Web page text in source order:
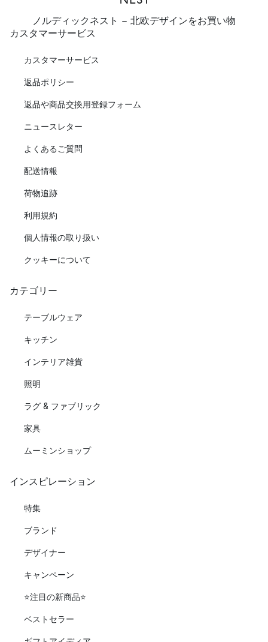
ノルディックネスト - 北欧デザインをお買い物
カスタマーサービス
カスタマーサービス
返品ポリシー
返品や商品交換用登録フォーム
ニュースレター
よくあるご質問
配送情報
荷物追跡
利用規約
個人情報の取り扱い
クッキーについて
カテゴリー
テーブルウェア
キッチン
インテリア雑貨
照明
ラグ & ファブリック
家具
ムーミンショップ
インスピレーション
特集
ブランド
デザイナー
キャンペーン
⭐️注目の新商品⭐️
ベストセラー